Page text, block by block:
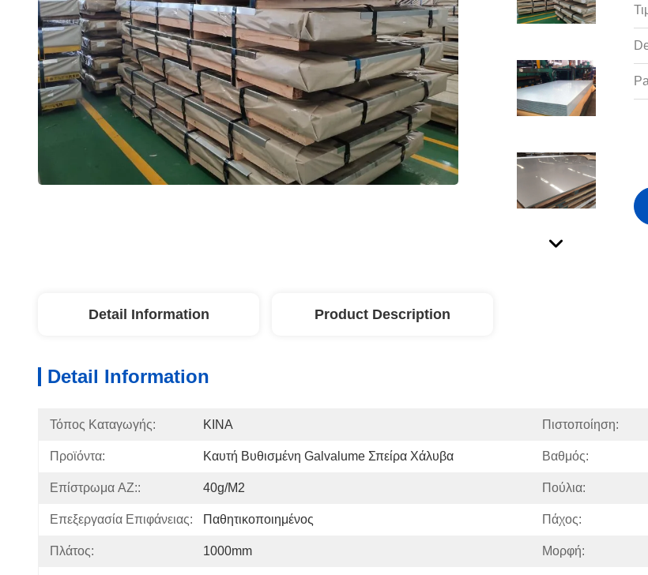
Detail Information Product Description
Detail Information
Τόπος Καταγωγής: ΚΙΝΑ Πιστοποίηση:
Προϊόντα: Καυτή Βυθισμένη Galvalume Σπείρα Χάλυβα Βαθμός:
Επίστρωμα AZ:: 40g/m2 Πούλια:
Επεξεργασία Επιφάνειας: Παθητικοποιημένος Πάχος:
Πλάτος: 1000mm Μορφή: